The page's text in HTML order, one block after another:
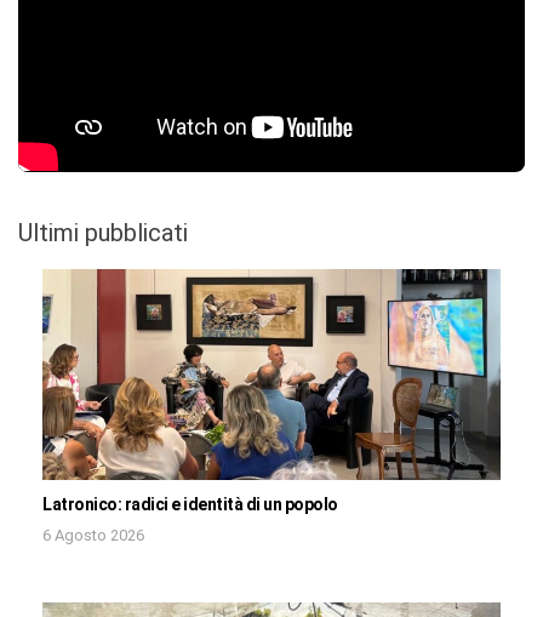
Ultimi pubblicati
Latronico: radici e identità di un popolo
6 Agosto 2026